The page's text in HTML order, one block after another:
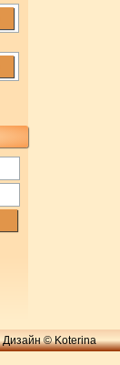
Дизайн © Koterina